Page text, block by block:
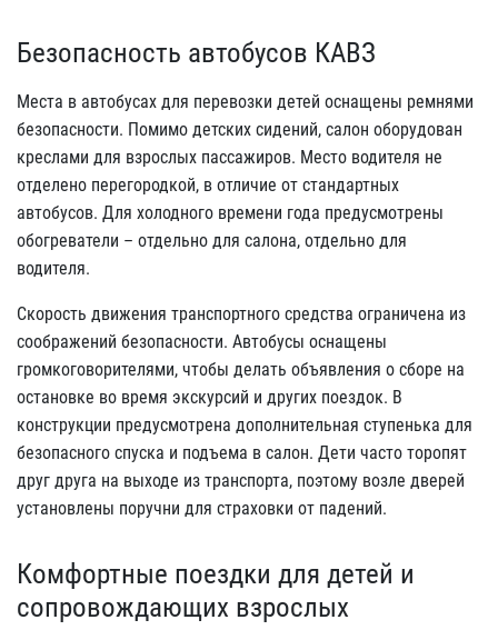
Безопасность автобусов КАВЗ
Места в автобусах для перевозки детей оснащены ремнями
безопасности. Помимо детских сидений, салон оборудован
креслами для взрослых пассажиров. Место водителя не
отделено перегородкой, в отличие от стандартных
автобусов. Для холодного времени года предусмотрены
обогреватели – отдельно для салона, отдельно для
водителя.
Скорость движения транспортного средства ограничена из
соображений безопасности. Автобусы оснащены
громкоговорителями, чтобы делать объявления о сборе на
остановке во время экскурсий и других поездок. В
конструкции предусмотрена дополнительная ступенька для
безопасного спуска и подъема в салон. Дети часто торопят
друг друга на выходе из транспорта, поэтому возле дверей
установлены поручни для страховки от падений.
Комфортные поездки для детей и
сопровождающих взрослых